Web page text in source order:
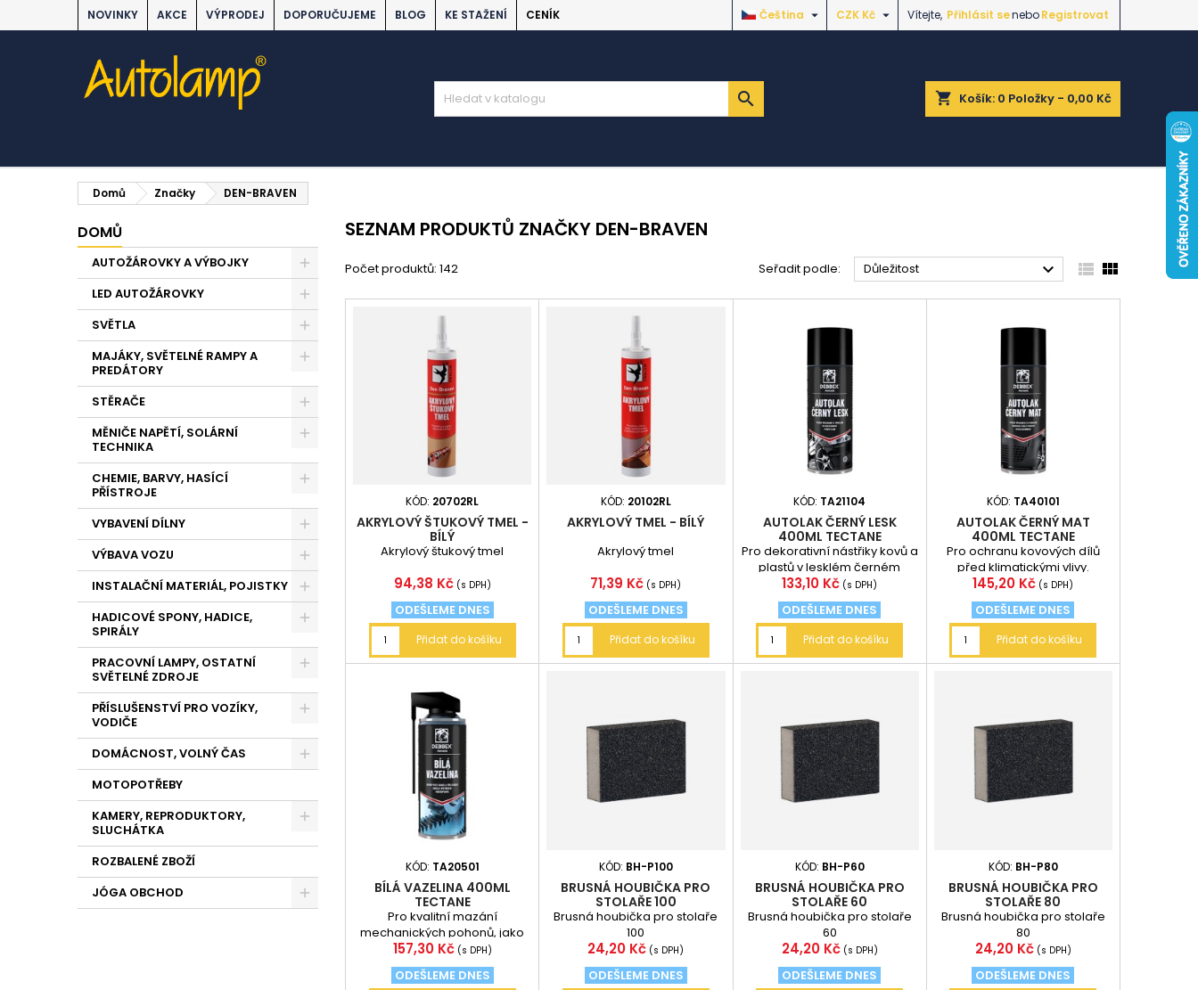
NOVINKY AKCE VÝPRODEJ DOPORUČUJEME BLOG KE STAŽENÍ CENÍK Vítejte, Přihlásit seneboRegistrovat
CZK Kč 
Čeština 
shopping_cart Košík: 0 Položky - 0,00 Kč

Domů Značky DEN-BRAVEN
DOMŮ
AUTOŽÁROVKY A VÝBOJKY
LED AUTOŽÁROVKY
SVĚTLA
MAJÁKY, SVĚTELNÉ RAMPY A
PREDÁTORY
STĚRAČE
MĚNIČE NAPĚTÍ, SOLÁRNÍ
TECHNIKA
CHEMIE, BARVY, HASÍCÍ
PŘÍSTROJE
VYBAVENÍ DÍLNY
VÝBAVA VOZU
INSTALAČNÍ MATERIÁL, POJISTKY
HADICOVÉ SPONY, HADICE,
SPIRÁLY
PRACOVNÍ LAMPY, OSTATNÍ
SVĚTELNÉ ZDROJE
PŘÍSLUŠENSTVÍ PRO VOZÍKY,
VODIČE
DOMÁCNOST, VOLNÝ ČAS
MOTOPOTŘEBY
KAMERY, REPRODUKTORY,
SLUCHÁTKA
ROZBALENÉ ZBOŽÍ
JÓGA OBCHOD
SEZNAM PRODUKTŮ ZNAČKY DEN-BRAVEN
Počet produktů: 142 Seřadit podle: Důležitost   
KÓD: 20702RL
AKRYLOVÝ ŠTUKOVÝ TMEL -
BÍLÝ
Akrylový štukový tmel
Cena
94,38 Kč (s DPH)
ODEŠLEME DNES
Přidat do košíku
KÓD: 20102RL
AKRYLOVÝ TMEL - BÍLÝ
Akrylový tmel
Cena
71,39 Kč (s DPH)
ODEŠLEME DNES
Přidat do košíku
KÓD: TA21104
AUTOLAK ČERNÝ LESK
400ML TECTANE
Pro dekorativní nástřiky kovů a
plastů v lesklém černém
odstínu. Nástřik chrání
povrchy...
Cena
133,10 Kč (s DPH)
ODEŠLEME DNES
Přidat do košíku
KÓD: TA40101
AUTOLAK ČERNÝ MAT
400ML TECTANE
Pro ochranu kovových dílů
před klimatickými vlivy.
Vhodný ke sportovnímu
tónování osobních...
Cena
145,20 Kč (s DPH)
ODEŠLEME DNES
Přidat do košíku
KÓD: TA20501
BÍLÁ VAZELINA 400ML
TECTANE
Pro kvalitní mazání
mechanických pohonů, jako
jsou ozubené převody,
pákové mechanismy,
řetězové...
Cena
157,30 Kč (s DPH)
ODEŠLEME DNES
KÓD: BH-P100
BRUSNÁ HOUBIČKA PRO
STOLAŘE 100
Brusná houbička pro stolaře
100
Cena
24,20 Kč (s DPH)
ODEŠLEME DNES
KÓD: BH-P60
BRUSNÁ HOUBIČKA PRO
STOLAŘE 60
Brusná houbička pro stolaře
60
Cena
24,20 Kč (s DPH)
ODEŠLEME DNES
KÓD: BH-P80
BRUSNÁ HOUBIČKA PRO
STOLAŘE 80
Brusná houbička pro stolaře
80
Cena
24,20 Kč (s DPH)
ODEŠLEME DNES